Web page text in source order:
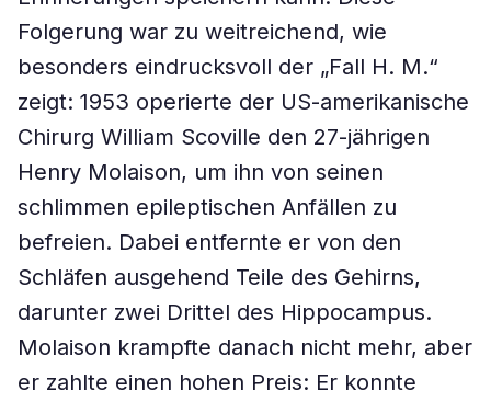
Folgerung war zu weitreichend, wie
besonders eindrucksvoll der „Fall H. M.“
zeigt: 1953 operierte der US-amerikanische
Chirurg William Scoville den 27-jährigen
Henry Molaison, um ihn von seinen
schlimmen epileptischen Anfällen zu
befreien. Dabei entfernte er von den
Schläfen ausgehend Teile des Gehirns,
darunter zwei Drittel des Hippocampus.
Molaison krampfte danach nicht mehr, aber
er zahlte einen hohen Preis: Er konnte